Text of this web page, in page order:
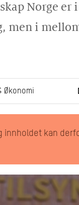
Norge er
men i
Økonomi
innholdet kan